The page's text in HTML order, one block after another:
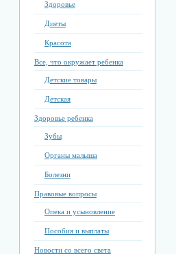
Здоровье
Диеты
Красота
Все, что окружает ребенка
Детские товары
Детская
Здоровье ребенка
Зубы
Органы малыша
Болезни
Правовые вопросы
Опека и усыновление
Пособия и выплаты
Новости со всего света